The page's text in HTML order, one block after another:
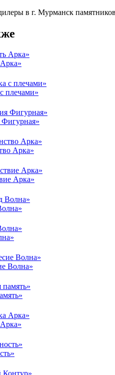
в г. Мурманск
плечами»
Арка»
Арка»
Волна»